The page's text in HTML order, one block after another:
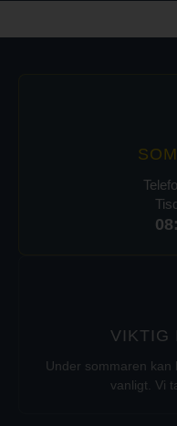
VIKTIG
Under sommaren kan
vanligt. Vi